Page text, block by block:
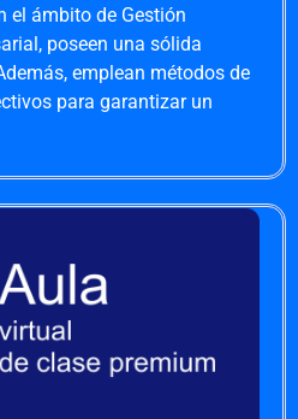
el ámbito de Gestión
poseen una sólida
emplean métodos de
para garantizar un